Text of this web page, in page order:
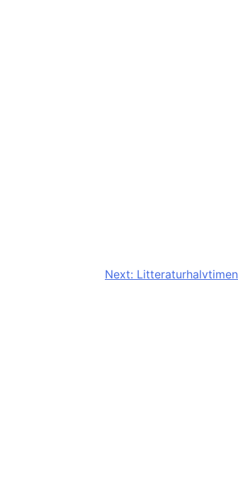
Next: Litteraturhalvtimen